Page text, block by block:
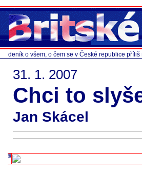
deník o všem, o čem se v České republice příliš
31. 1. 2007
Chci to
Jan Skácel